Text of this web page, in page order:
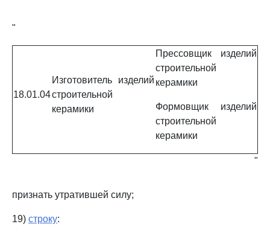
"
18.01.04
Изготовитель изделий
строительной
керамики
Прессовщик изделий
строительной
керамики
Формовщик изделий
строительной
керамики
"
признать утратившей силу;
19) строку: